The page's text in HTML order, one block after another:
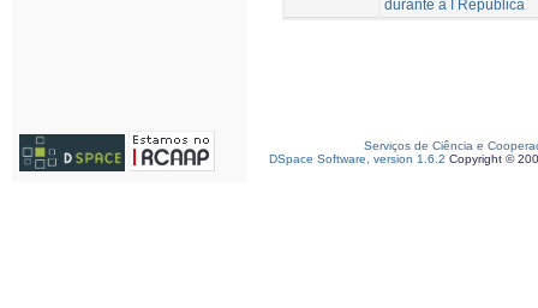
durante a I República
Serviços de Ciência e
DSpace Software, version 1.6.2 Copyright ©